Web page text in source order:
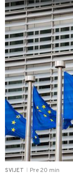
SVIJET Pre 20 min